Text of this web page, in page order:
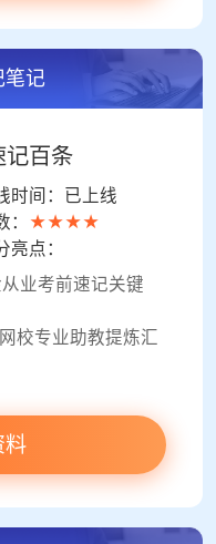
笔记
记百条
时间：已上线
★★★★
亮点：
业考前速记关键
校专业助教提炼汇
料